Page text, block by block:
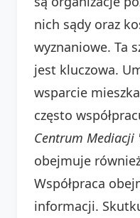
nich sądy oraz
wyznaniowe. Ta
jest kluczowa.
wsparcie
często
Centrum Mediacji
obejmuje
Współpraca
informacji.